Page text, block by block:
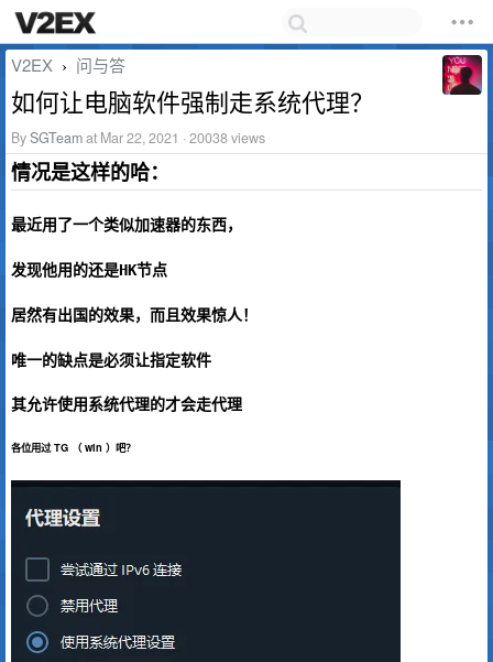
V2EX › 问与答
如何让电脑软件强制走系统代理？
BySGTeamat Mar 22, 2021 · 20038 views
情况是这样的哈：
最近用了一个类似加速器的东西，
发现他用的还是HK节点
居然有出国的效果，而且效果惊人！
唯一的缺点是必须让指定软件
其允许使用系统代理的才会走代理
各位用过 TG （ win ）吧？